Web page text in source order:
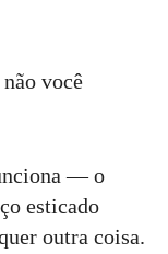
você
— o
esticado
outra coisa.